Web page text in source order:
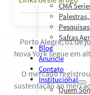
CMA
Safras
Blog
Anuncie
Contato
Institucional
Quem
Porto Alegre, 01 de
Nova York segue em
O mercado registrou
sustentação ao